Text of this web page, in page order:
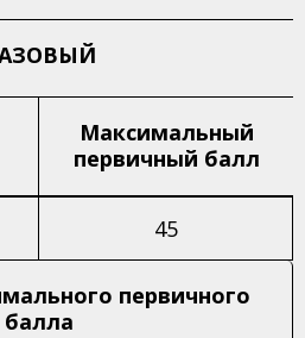
Максимальный
первичный балл
45
первичного
балла